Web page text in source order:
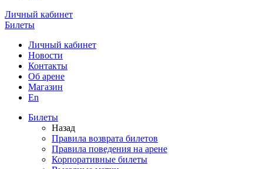
Личный кабинет
Билеты
Личный кабинет
Новости
Контакты
Об арене
Магазин
En
Билеты
Назад
Правила возврата билетов
Правила поведения на арене
Корпоративные билеты